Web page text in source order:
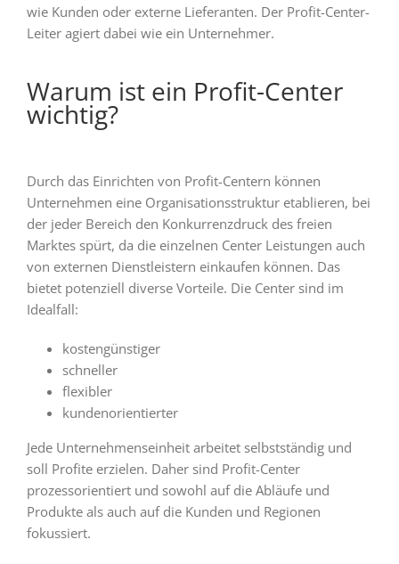
wie Kunden oder externe Lieferanten. Der Profit-Center-
Leiter agiert dabei wie ein Unternehmer.
Warum ist ein Profit-Center
wichtig?
Durch das Einrichten von Profit-Centern können
Unternehmen eine Organisationsstruktur etablieren, bei
der jeder Bereich den Konkurrenzdruck des freien
Marktes spürt, da die einzelnen Center Leistungen auch
von externen Dienstleistern einkaufen können. Das
bietet potenziell diverse Vorteile. Die Center sind im
Idealfall:
kostengünstiger
schneller
flexibler
kundenorientierter
Jede Unternehmenseinheit arbeitet selbstständig und
soll Profite erzielen. Daher sind Profit-Center
prozessorientiert und sowohl auf die Abläufe und
Produkte als auch auf die Kunden und Regionen
fokussiert.